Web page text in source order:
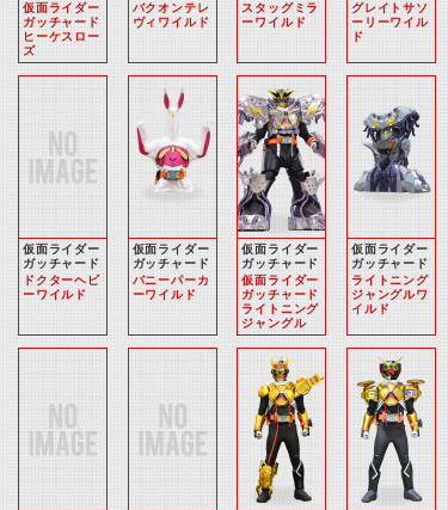
仮面ライダー
ガッチャード
ヒーケスロー
ズ
バクオンテレ
ヴィワイルド
スタッグミラ
ーワイルド
グレイトサソ
ーリーワイル
ド
仮面ライダー
ガッチャード
ドクターヘビ
ーワイルド
仮面ライダー
ガッチャード
バニーパーカ
ーワイルド
仮面ライダー
ガッチャード
仮面ライダー
ガッチャード
ライトニング
ジャングル
仮面ライダー
ガッチャード
ライトニング
ジャングルワ
イルド